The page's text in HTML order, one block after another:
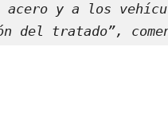
acero y a los
del tratado”,